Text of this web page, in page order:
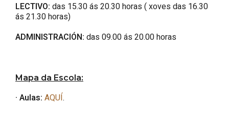
LECTIVO: das 15.30 ás 20.30 horas ( xoves das 16.30
ás 21.30 horas)
ADMINISTRACIÓN: das 09.00 ás 20.00 horas
Mapa da Escola:
· Aulas: AQUÍ.